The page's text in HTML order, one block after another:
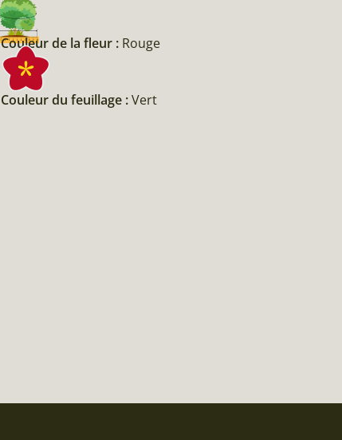
Couleur de la fleur : Rouge
Couleur du feuillage :Vert